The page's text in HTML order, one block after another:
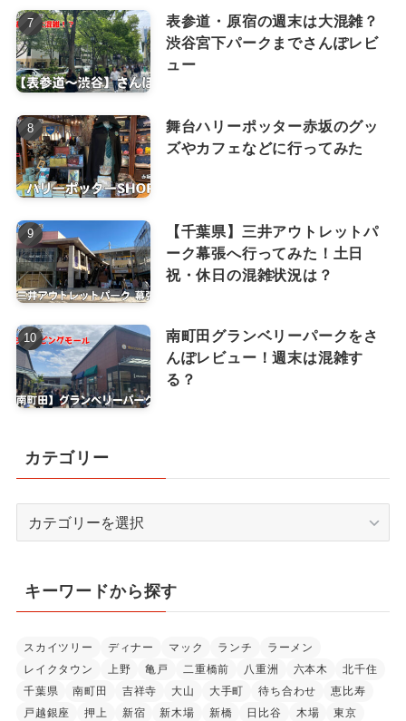
表参道・原宿の週末は大混雑？
渋谷宮下パークまでさんぽレビ
ュー
舞台ハリーポッター赤坂のグッ
ズやカフェなどに行ってみた
【千葉県】三井アウトレットパ
ーク幕張へ行ってみた！土日
祝・休日の混雑状況は？
南町田グランベリーパークをさ
んぽレビュー！週末は混雑す
る？
カテゴリー
リ
キーワードから探す
スカイツリー ディナー マック ランチ
ラーメン
レイクタウン
上野 亀戸 二重橋前 八重洲 六本木
北千住
千葉県
南町田 吉祥寺 大山 大手町 待ち合わせ
恵比寿
戸越銀座
押上 新宿 新木場 新橋 日比谷 木場
東京